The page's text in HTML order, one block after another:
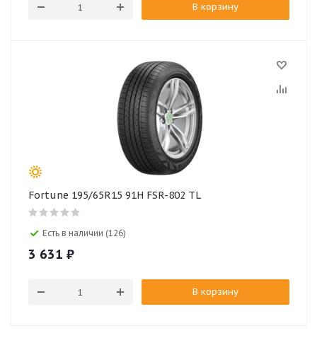
В корзину
Fortune 195/65R15 91H FSR-802 TL
Есть в наличии (126)
3 631 ₽
В корзину